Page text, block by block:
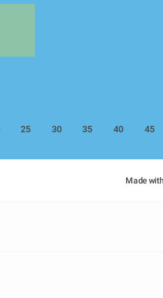
25 30 35 40 45
Made with